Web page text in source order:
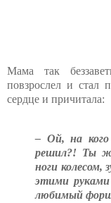
Мама так
повзрослел и стал
сердце и причитала:
– Ой, на
решил?! Ты ж
ноги колесом,
этими
любимый